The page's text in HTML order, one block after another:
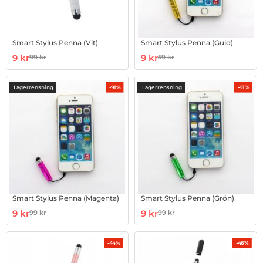
Smart Stylus Penna (Vit)
Art. nr 8440
rea pris
9 krtidigare pris
99 kr
Smart Stylus Penna (Guld)
Art. nr 30149
rea pris
9 krtidigare pris
59 kr
Lagerrensning -91%
Smart Stylus Penna (Magenta)
Art. nr 30150
rea pris
9 krtidigare pris
99 kr
Lagerrensning -91%
Smart Stylus Penna (Grön)
Art. nr 30151
rea pris
9 krtidigare pris
99 kr
-44% -46%